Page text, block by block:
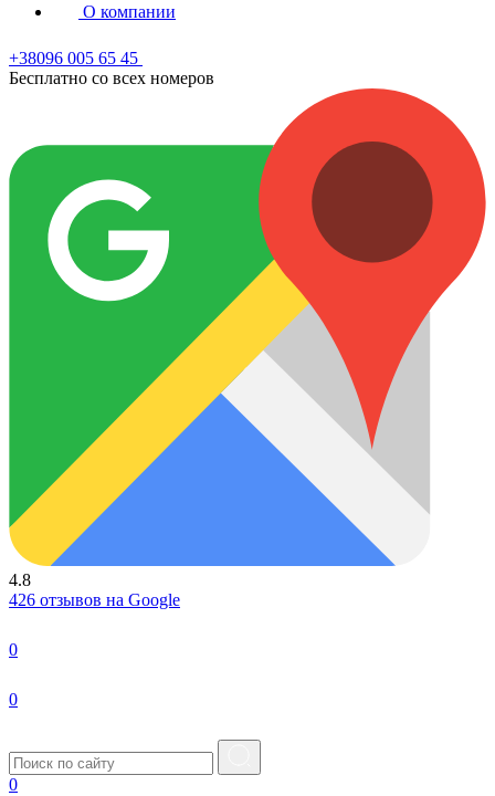
О компании
+38096 005 65 45
Бесплатно со всех номеров
4.8
426 отзывов на Google
0
0
0